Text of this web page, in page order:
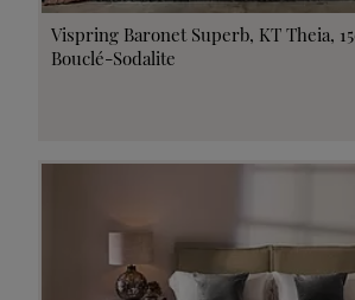
Vispring Baronet Superb, KT Theia,
Bouclé-Sodalite